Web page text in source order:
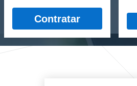
Contratar